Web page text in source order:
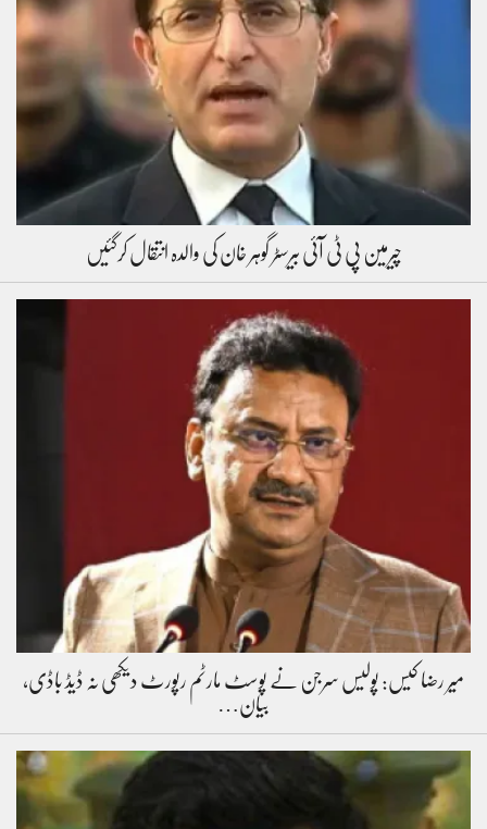
چیرمین پی ٹی آئی بیرسٹر گوہر خان کی والدہ انتقال کرگئیں
میر رضا کیس: پولیس سرجن نے پوسٹ مارٹم رپورٹ دیکھی نہ ڈیڈ باڈی،
بیان…